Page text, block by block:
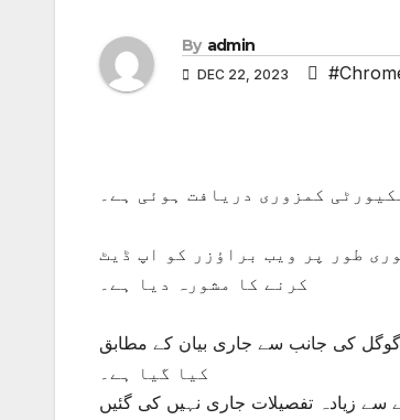
By admin
DEC 22, 2023
کمزوری دریافت ہوئی ہے۔
طور پر ویب براؤزر کو اپ ڈیٹ
کرنے کا مشورہ دیا ہے۔
گوگل کی جانب سے جاری بیان کے مطابق CVE-2023-7024 نامی سکیورٹی کمزوری کو کروم براؤزر میں دریافت
کیا گیا ہے۔
زیادہ تفصیلات جاری نہیں کی گئیں